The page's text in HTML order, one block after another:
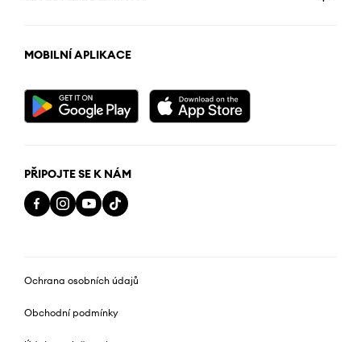
MOBILNÍ APLIKACE
PŘIPOJTE SE K NÁM
Ochrana osobních údajů
Obchodní podmínky